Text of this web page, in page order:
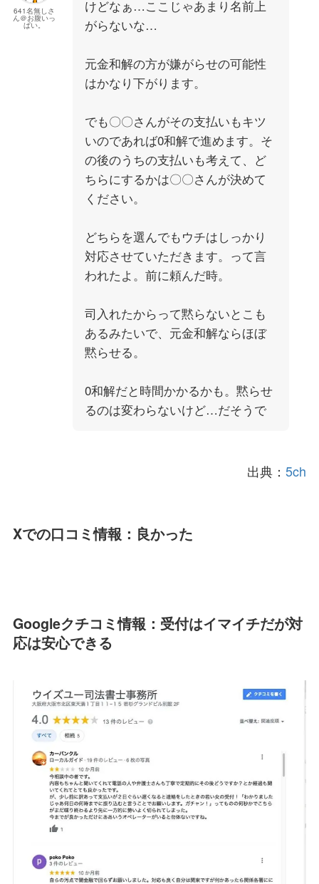
641名無しさ
ん＠お腹いっ
ぱい。
けどなぁ…ここじゃあまり名前上
がらないな…
元金和解の方が嫌がらせの可能性
はかなり下がります。
でも〇〇さんがその支払いもキツ
いのであれば0和解で進めます。そ
の後のうちの支払いも考えて、ど
ちらにするかは〇〇さんが決めて
ください。
どちらを選んでもウチはしっかり
対応させていただきます。って言
われたよ。前に頼んだ時。
司入れたからって黙らないとこも
あるみたいで、元金和解ならほぼ
黙らせる。
0和解だと時間かかるかも。黙らせ
るのは変わらないけど…だそうで
出典：5ch
Xでの口コミ情報：良かった
Googleクチコミ情報：受付はイマイチだが対
応は安心できる